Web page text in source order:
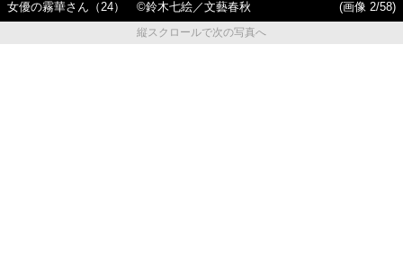
女優の霧華さん（24） ©鈴木七絵／文藝春秋
(画像 2/58)
縦スクロールで次の写真へ